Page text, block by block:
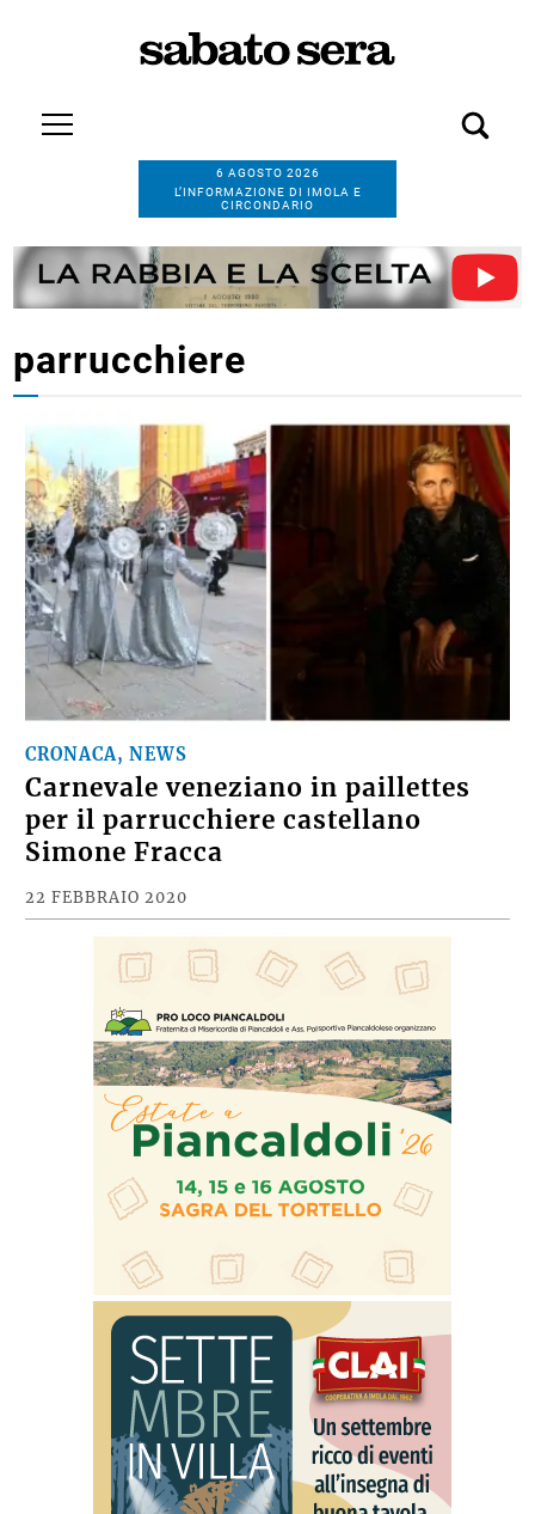
6 AGOSTO 2026
L’INFORMAZIONE DI IMOLA E
CIRCONDARIO
parrucchiere
CRONACA, NEWS
Carnevale veneziano in paillettes
per il parrucchiere castellano
Simone Fracca
22 FEBBRAIO 2020